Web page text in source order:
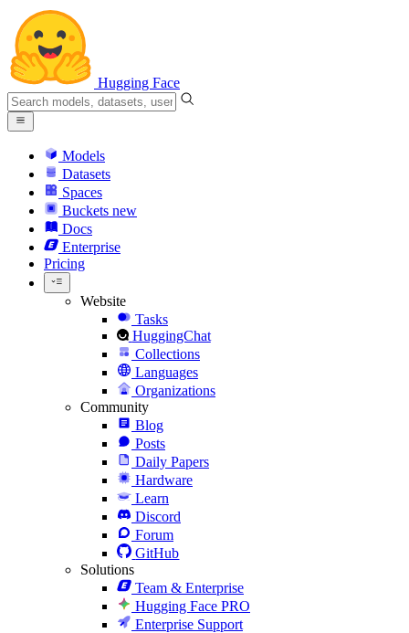
Hugging Face
Models
Datasets
Spaces
Buckets new
Docs
Enterprise
Pricing
Website
Tasks
HuggingChat
Collections
Languages
Organizations
Community
Blog
Posts
Daily Papers
Hardware
Learn
Discord
Forum
GitHub
Solutions
Team & Enterprise
Hugging Face PRO
Enterprise Support